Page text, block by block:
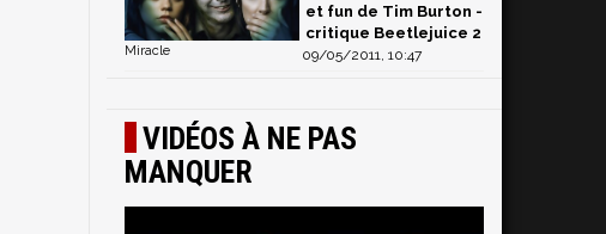
et fun de Tim Burton -
critique Beetlejuice 2
09/05/2011, 10:47
Miracle
VIDÉOS À NE PAS
MANQUER